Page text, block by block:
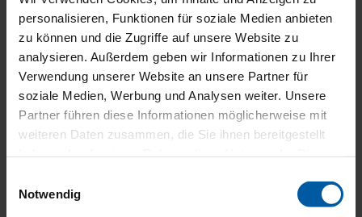
personalisieren, Funktionen für soziale Medien anbieten
zu können und die Zugriffe auf unsere Website zu
analysieren. Außerdem geben wir Informationen zu Ihrer
Verwendung unserer Website an unsere Partner für
soziale Medien, Werbung und Analysen weiter. Unsere
Partner führen diese Informationen möglicherweise mit
weiteren Daten zusammen, die Sie ihnen bereitgestellt
Notwendig
max. Breite: Standard 5000 mm. Größere
Anlagen auf Anfrage
max. Höhe: 4000 mm
max. Fläche: 12 m²
Lamelle: 89 mm, 127 mm
Bedienung: Schnur/Kette, Stab, Elektroantrieb
Anwendungsbereiche: Für Fenster, Türen,
Bildschirmarbeitsplätze, Festverglasungen, als
Montage: An Wand und Decken